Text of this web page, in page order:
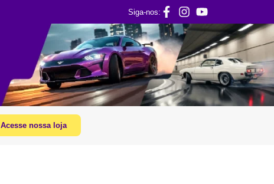
Siga-nos:
Acesse nossa loja